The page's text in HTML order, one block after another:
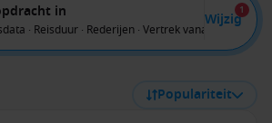
in
· Reisduur · Rederijen · Vertrek vanaf
Wijzig
1
Populariteit